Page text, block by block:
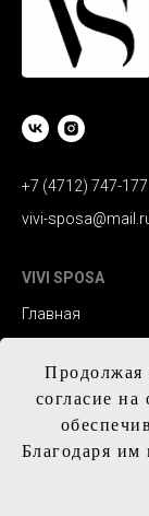
Продолжая
согласие
Благодаря
+7 (4712) 747-177
vivi-
VIVI SPOSA
Главная
Контакты